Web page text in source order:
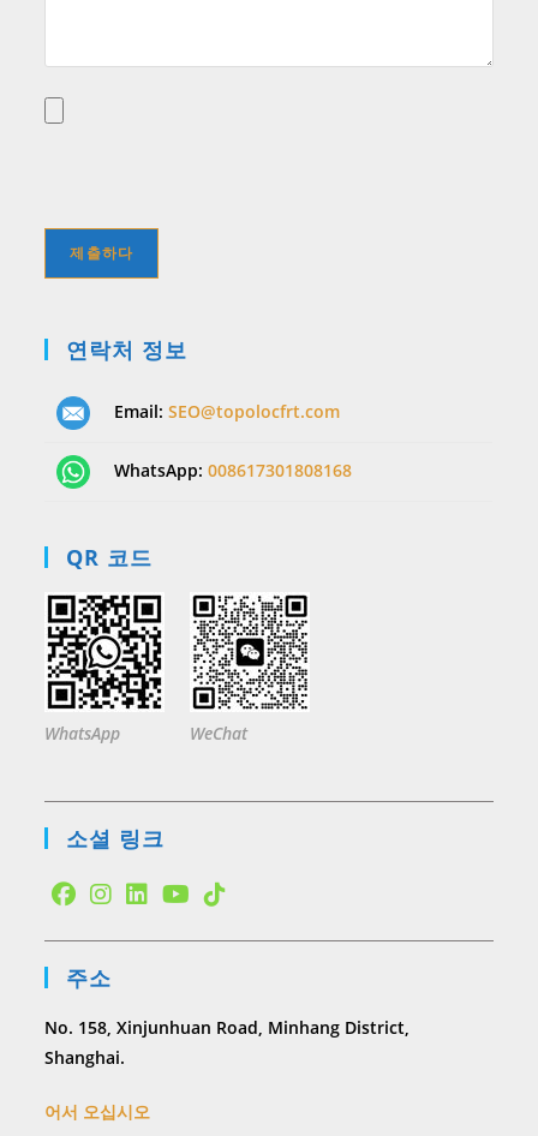
연락처 정보
Email:SEO@topolocfrt.com
WhatsApp:008617301808168
QR 코드
WhatsApp WeChat
소셜 링크
new
tab
a
new
tab
newnew new
주소
No. 158, Xinjunhuan Road, Minhang District,
Shanghai.
어서 오십시오